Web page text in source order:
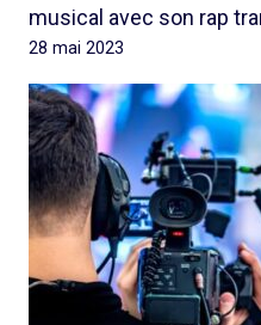
musical avec son rap
28 mai 2023